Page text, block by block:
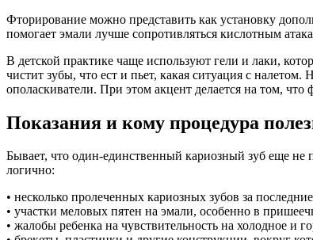
Фторирование можно представить как установку
помогает эмали лучше сопротивляться кислотным
В детской практике чаще используют гели и лаки,
чистит зубы, что ест и пьет, какая ситуация с
ополаскиватели. При этом акцент делается на том,
Показания и кому процедура
Бывает, что один-единственный кариозный зуб еще не
логично:
• несколько пролеченных кариозных зубов за
• участки меловых пятен на эмали, особенно в
• жалобы ребенка на чувствительность на холодное и